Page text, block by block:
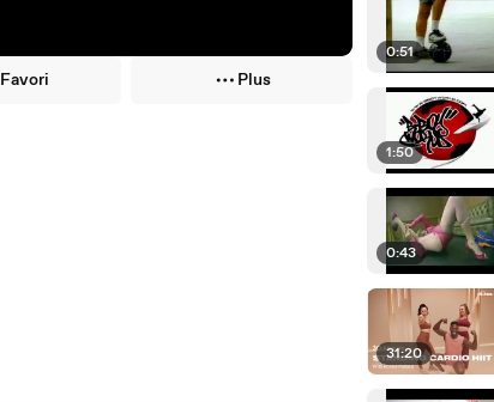
Favori Plus
0:51
1:50
0:43
31:20